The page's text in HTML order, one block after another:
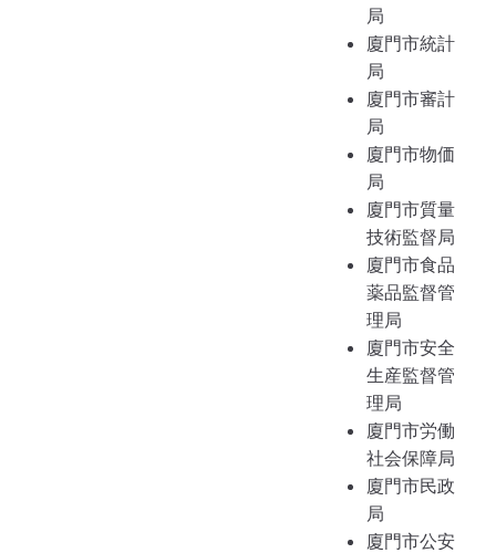
局
廈門市統計
局
廈門市審計
局
廈門市物価
局
廈門市質量
技術監督局
廈門市食品
薬品監督管
理局
廈門市安全
生産監督管
理局
廈門市労働
社会保障局
廈門市民政
局
廈門市公安